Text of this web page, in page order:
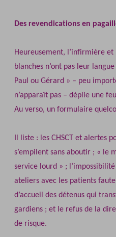
Des revendications en
Heureusement, l’infirmière et
blanches n’ont pas leur
Paul ou Gérard » – peu
n’apparaît pas – déplie une
Au verso, un formulaire
Il liste : les CHSCT et alertes
s’empilent sans aboutir ; « le
service lourd » ;
ateliers avec les patients
d’accueil des détenus qui
gardiens ; et le refus de la
de risque.